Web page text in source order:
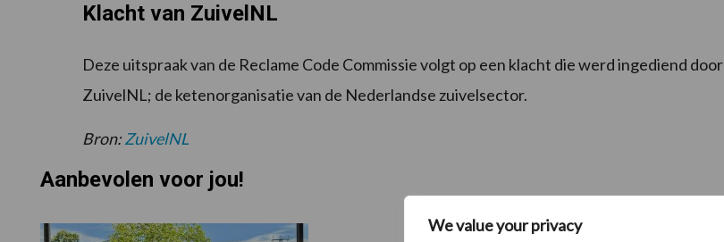
We value your privacy
Klacht van ZuivelNL
Deze uitspraak van de Reclame Code Commissie volgt op een klacht die werd ingediend door
ZuivelNL; de ketenorganisatie van de Nederlandse zuivelsector.
Bron:ZuivelNL
Aanbevolen voor jou!